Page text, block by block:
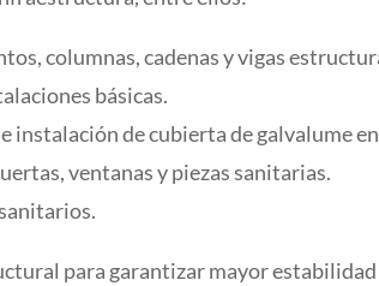
columnas, cadenas y vigas
básicas.
de cubierta de galvalume
ventanas y piezas sanitarias.
para garantizar mayor